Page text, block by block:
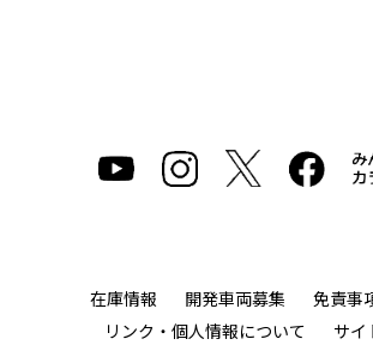
在庫情報 開発車両募集
免責事
リンク・個人情報について
サイ